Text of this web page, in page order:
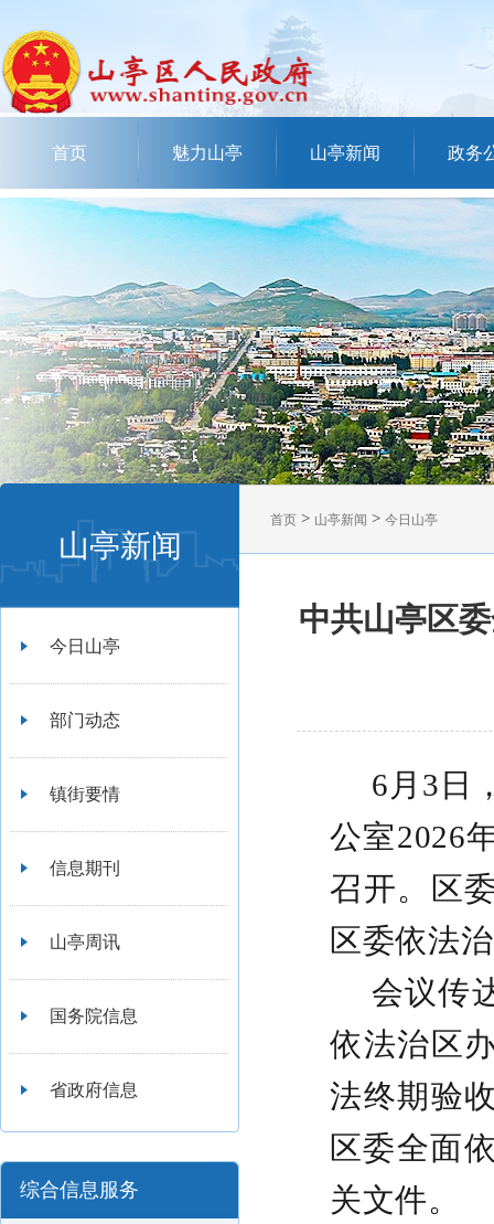
首页 魅力山亭 山亭新闻 政务
山亭新闻
今日山亭
部门动态
镇街要情
信息期刊
山亭周讯
国务院信息
省政府信息
综合信息服务
首页 > 山亭新闻 > 今日山亭
中共山亭区
6月3日
公室2026
召开。区
区委依法
会议传
依法治区
法终期验
区委全面
关文件。